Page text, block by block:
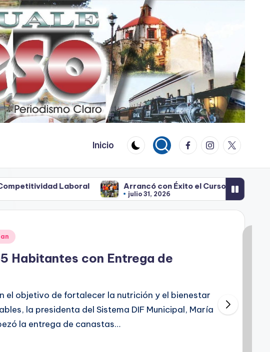
Inicio FacebookInstagram
Twitter
Laboral Arrancó con Éxito el Curso de Verano en Cuautla
julio 31, 2026
Habitantes con Entrega de
el objetivo de fortalecer la nutrición y el bienestar
la presidenta del Sistema DIF Municipal, María
la entrega de canastas…